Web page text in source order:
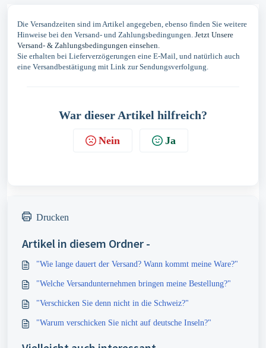
Die Versandzeiten sind im Artikel angegeben, ebenso finden Sie weitere
Hinweise bei den Versand- und Zahlungsbedingungen. Jetzt Unsere
Versand- & Zahlungsbedingungen einsehen.
Sie erhalten bei Lieferverzögerungen eine E-Mail, und natürlich auch
eine Versandbestätigung mit Link zur Sendungsverfolgung.
War dieser Artikel hilfreich?
Nein Ja
Drucken
Artikel in diesem Ordner -
"Wie lange dauert der Versand? Wann kommt meine Ware?"
"Welche Versandunternehmen bringen meine Bestellung?"
"Verschicken Sie denn nicht in die Schweiz?"
"Warum verschicken Sie nicht auf deutsche Inseln?"